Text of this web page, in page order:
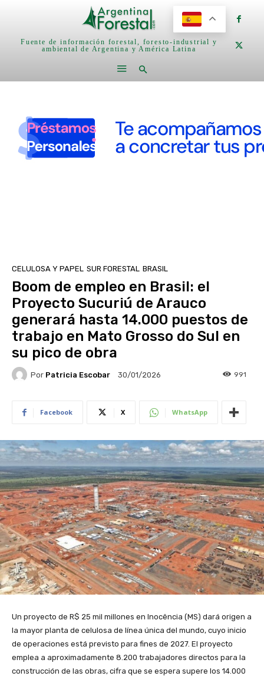
Fuente de información forestal, foresto-industrial y
ambiental de Argentina y América Latina
CELULOSA Y PAPEL SUR FORESTAL BRASIL
Boom de empleo en Brasil: el
Proyecto Sucuriú de Arauco
generará hasta 14.000 puestos de
trabajo en Mato Grosso do Sul en
su pico de obra
Por Patricia Escobar 30/01/2026 991
Facebook X WhatsApp
Un proyecto de R$ 25 mil millones en Inocência (MS) dará origen a
la mayor planta de celulosa de línea única del mundo, cuyo inicio
de operaciones está previsto para fines de 2027. El proyecto
emplea a aproximadamente 8.200 trabajadores directos para la
construcción de las obras, cifra que se espera supere los 14.000